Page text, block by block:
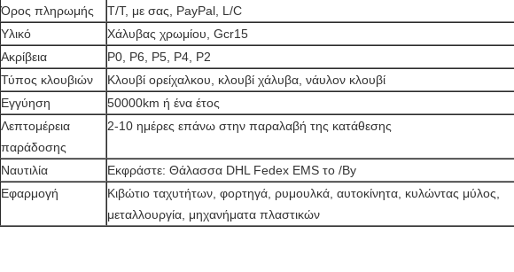
Όρος πληρωμής
T/T, με σας, PayPal, L/C
Υλικό
Χάλυβας χρωμίου, Gcr15
Ακρίβεια
P0, P6, P5, P4, P2
Τύπος κλουβιών
Κλουβί ορείχαλκου, κλουβί χάλυβα, νάυλον κλουβί
Εγγύηση
50000km ή ένα έτος
Λεπτομέρεια
παράδοσης
2-10 ημέρες επάνω στην παραλαβή της κατάθεσης
Ναυτιλία
Εκφράστε: Θάλασσα DHL Fedex EMS το /By
Εφαρμογή
Κιβώτιο ταχυτήτων, φορτηγά, ρυμουλκά, αυτοκίνητα, κυλώντας μύλος,
μεταλλουργία, μηχανήματα πλαστικών